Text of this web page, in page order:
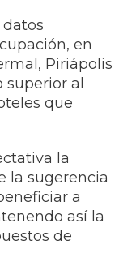
en
Piriápolis
al
que
la
la sugerencia
a
así la
de